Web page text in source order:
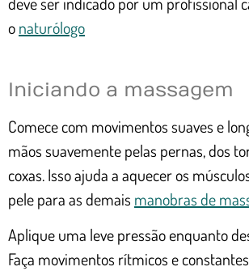
onaturólogo
Iniciando a massagem
Comece com movimentos suaves e
mãos suavemente pelas pernas, dos
coxas. Isso ajuda a aquecer os
pele para as demais manobras de
Aplique uma leve pressão enquanto
Faça movimentos rítmicos e